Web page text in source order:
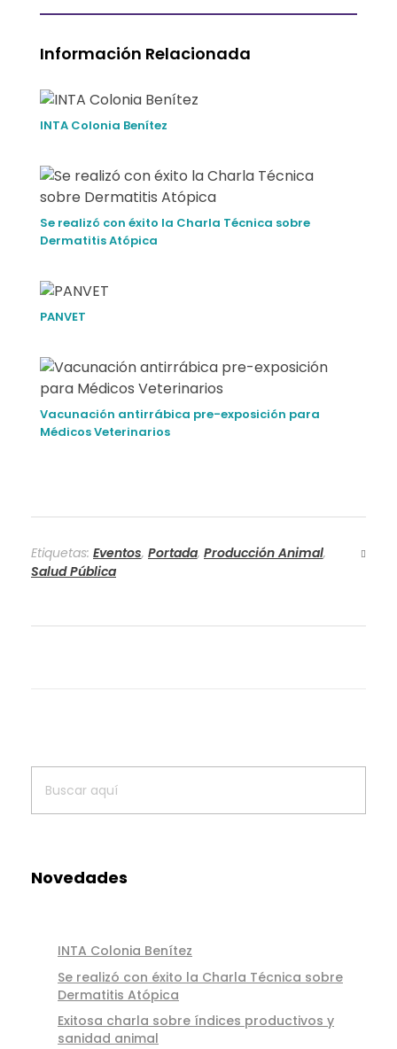
Información Relacionada
INTA Colonia Benítez
Se realizó con éxito la Charla Técnica sobre
Dermatitis Atópica
PANVET
Vacunación antirrábica pre-exposición para
Médicos Veterinarios
Etiquetas: Eventos, Portada, Producción Animal,
Salud Pública
Novedades
INTA Colonia Benítez
Se realizó con éxito la Charla Técnica sobre
Dermatitis Atópica
Exitosa charla sobre índices productivos y
sanidad animal